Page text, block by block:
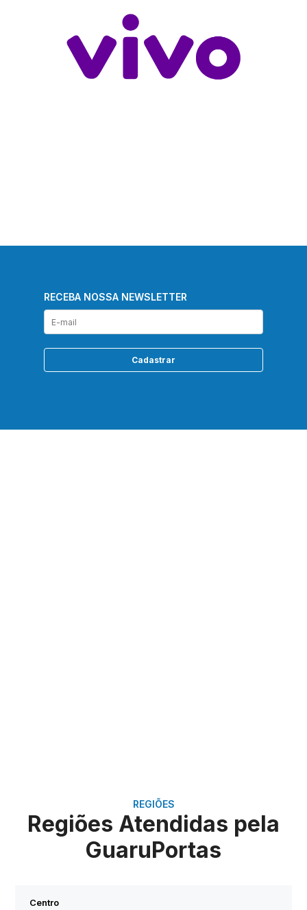
RECEBA NOSSA NEWSLETTER
Cadastrar
REGIÕES
Regiões Atendidas pela
GuaruPortas
Centro